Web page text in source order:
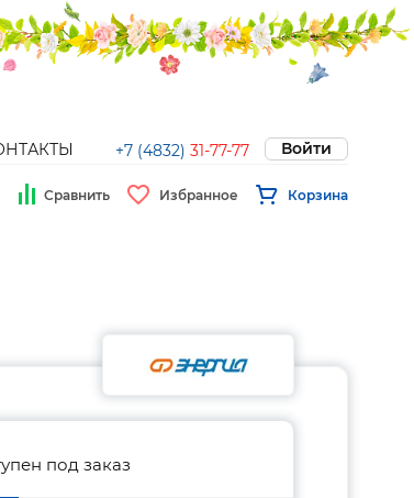
+7 (4832) 31-77-77 Войти
Сравнить Избранное Корзина
под заказ